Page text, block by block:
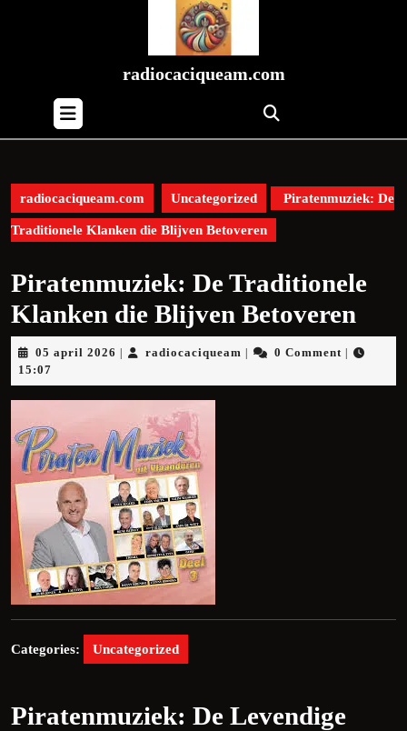
radiocaciqueam.com
Button
radiocaciqueam.com Uncategorized Piratenmuziek: De
Traditionele Klanken die Blijven Betoveren
Piratenmuziek: De Traditionele
Klanken die Blijven Betoveren
05 april 2026 05
2026
radiocaciqueam radiocaciqueam
0 Comment
15:07
Categories: Uncategorized
Piratenmuziek: De Levendige